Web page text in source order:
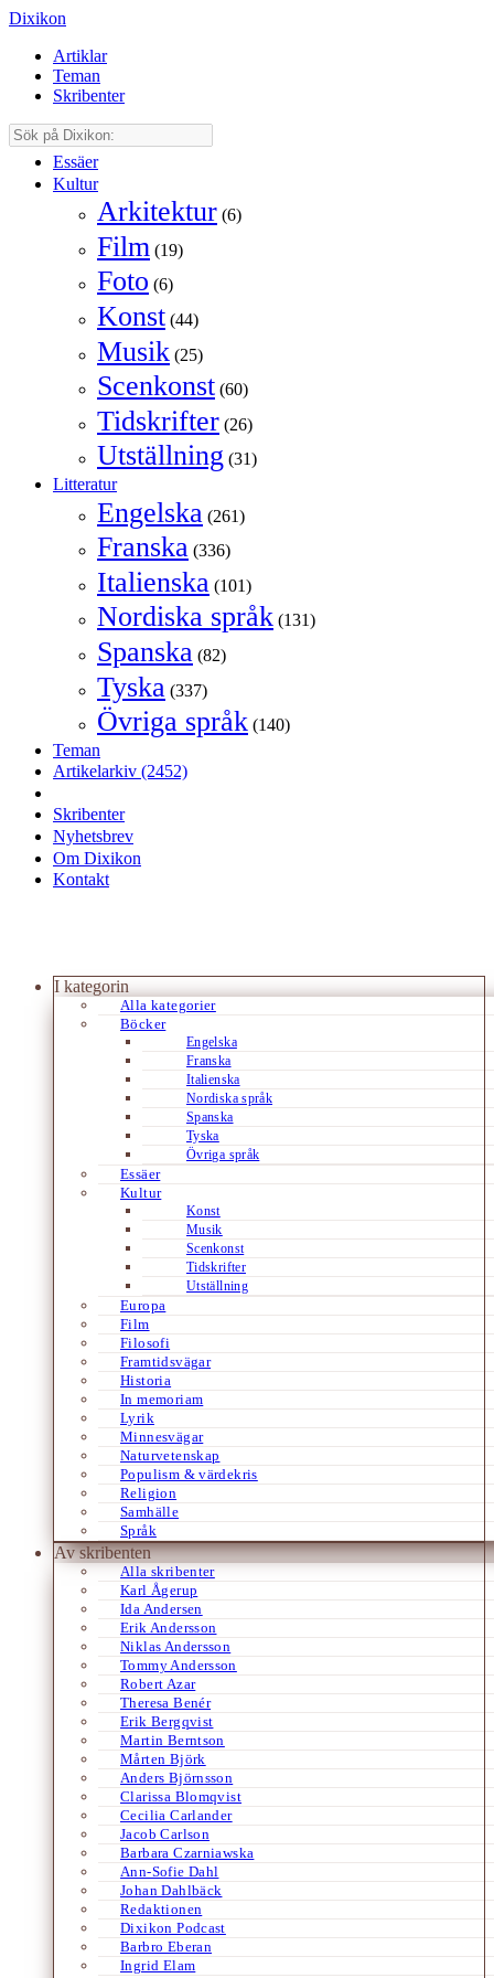
Dixikon
Artiklar
Teman
Skribenter
Essäer
Kultur
Arkitektur (6)
Film (19)
Foto (6)
Konst (44)
Musik (25)
Scenkonst (60)
Tidskrifter (26)
Utställning (31)
Litteratur
Engelska (261)
Franska (336)
Italienska (101)
Nordiska språk (131)
Spanska (82)
Tyska (337)
Övriga språk (140)
Teman
Artikelarkiv (2452)
Skribenter
Nyhetsbrev
Om Dixikon
Kontakt
I kategorin
Alla kategorier
Böcker
Engelska
Franska
Italienska
Nordiska språk
Spanska
Tyska
Övriga språk
Essäer
Kultur
Konst
Musik
Scenkonst
Tidskrifter
Utställning
Europa
Film
Filosofi
Framtidsvägar
Historia
In memoriam
Lyrik
Minnesvägar
Naturvetenskap
Populism & värdekris
Religion
Samhälle
Språk
Av skribenten
Alla skribenter
Karl Ågerup
Ida Andersen
Erik Andersson
Niklas Andersson
Tommy Andersson
Robert Azar
Theresa Benér
Erik Bergqvist
Martin Berntson
Mårten Björk
Anders Björnsson
Clarissa Blomqvist
Cecilia Carlander
Jacob Carlson
Barbara Czarniawska
Ann-Sofie Dahl
Johan Dahlbäck
Redaktionen
Dixikon Podcast
Barbro Eberan
Ingrid Elam